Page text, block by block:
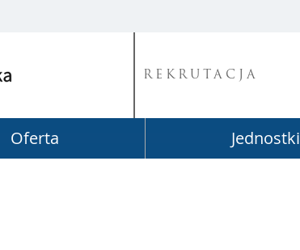
REKRUTACJA
Oferta Jednostki